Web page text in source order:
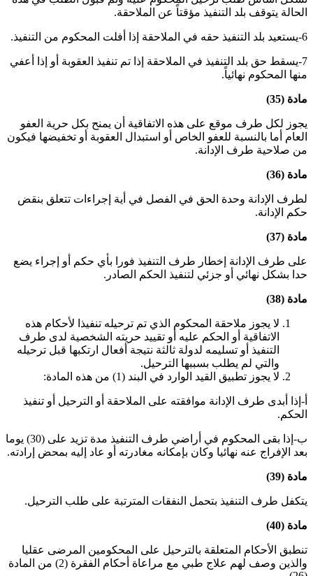
الحالة يتوقف بلد التنفيذ مؤقتاً عن الملاحقة.
6-يستعيد بلد التنفيذ حقه في الملاحقة إذا أفلت المحكوم من التنفيذ .
7-يسقط حق بلد التنفيذ في الملاحقة إذا تم تنفيذ العقوبة أو إذا أعفي
منها المحكوم نهائياً.
مادة (35)
يجوز لكل طرف موقع على هذه الاتفاقية أن يمنح بكل حرية العفو
العام أما بالنسبة للعفو الخاص أو استبدال العقوبة أو تخفيضها فيكون
من صلاحية طرف الإدانة.
مادة (36)
لطرف الإدانة وحدة الحق في الفصل في أية إجراءات تتعلق بنقض
حكم الإدانة.
مادة (37)
على طرف الإدانة إخطار طرف التنفيذ فورا بأي حكم أو إجراء يضع
حدا بشكل نهائي أو جزئي لتنفيذ الحكم الصادر .
مادة (38)
لا يجوز ملاحقة المحكوم الذي تم ترحيله تنفيذا لأحكام هذه
الاتفاقية أو الحكم عليه أو تقييد حريته الشخصية لدى طرف
التنفيذ أو تسليمه لدولة ثالثة نتيجة أفعال ارتكبها قبل ترحيله
والتي لم يطلب بسببها الترحيل.
لا يجوز تطبيق القيد الوارد في البند (1) من هذه المادة:
أ‌-إذا أبدى طرف الإدانة موافقته على الملاحقة أو الترحيل أو تنفيذ
الحكم.
ب‌-إذا بقى المحكوم في أراضي طرف التنفيذ مدة تزيد على (30) يوما
بعد الإفراج عنه نهائيا وكان بإمكانه مغادرته أو عاد إليه بمحض إرادته.
مادة (39)
يتكفل طرف التنفيذ بتحمل النفقات المترتبة على طلب الترحيل.
مادة (40)
تنطبق الأحكام المتعلقة بالترحيل على المحكومين المرضى عقليا
والذين وصف لهم علاج طبي مع مراعاة أحكام الفقرة (2) من المادة